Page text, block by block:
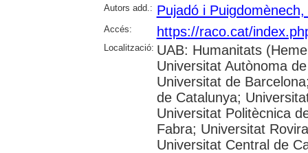
Autors add.: Pujadó i Puigdomènech,
Accés: https://raco.cat/
Localització: UAB: Humanitats
Universitat Autònoma
Universitat de
de Catalunya;
Universitat Politècnica
Fabra; Universitat
Universitat Central de